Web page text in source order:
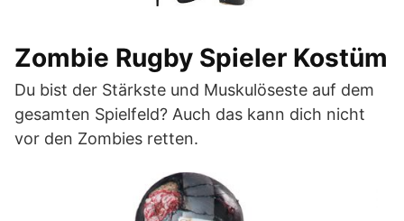
Zombie Rugby Spieler Kostüm
Du bist der Stärkste und Muskulöseste auf dem
gesamten Spielfeld? Auch das kann dich nicht
vor den Zombies retten.